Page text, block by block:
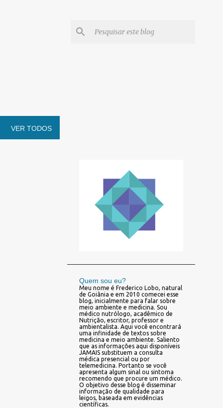
VER TODOS
Quem sou eu?
Meu nome é Frederico Lobo, natural
de Goiânia e em 2010 comecei esse
blog, inicialmente para falar sobre
meio ambiente e medicina. Sou
médico nutrólogo, acadêmico de
Nutrição, escritor, professor e
ambientalista. Aqui você encontrará
uma infinidade de textos sobre
medicina e meio ambiente. Saliento
que as informações aqui disponíveis
JAMAIS substituem a consulta
médica presencial ou por
telemedicina. Portanto se você
apresenta algum sinal ou sintoma
recomendo que procure um médico.
O objetivo desse blog é disseminar
informação de qualidade para
leigos, baseada em evidências
científicas.